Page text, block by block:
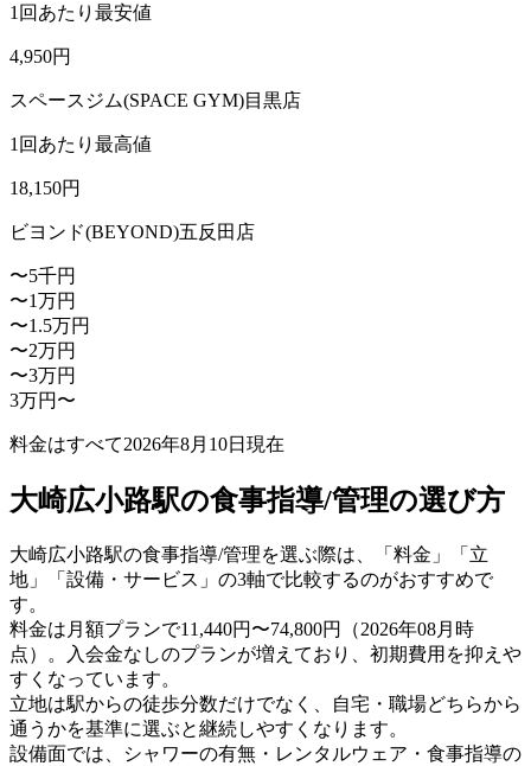
1回あたり最安値
4,950円
スペースジム(SPACE GYM)目黒店
1回あたり最高値
18,150円
ビヨンド(BEYOND)五反田店
〜5千円
〜1万円
〜1.5万円
〜2万円
〜3万円
3万円〜
料金はすべて2026年8月10日 現在
大崎広小路駅の食事指導/管理の選び方
大崎広小路駅の食事指導/管理を選ぶ際は、「料金」「立
地」「設備・サービス」の3軸で比較するのがおすすめで
す。
料金は月額プランで11,440円〜74,800円（2026年08月時
点）。入会金なしのプランが増えており、初期費用を抑えや
すくなっています。
立地は駅からの徒歩分数だけでなく、自宅・職場どちらから
通うかを基準に選ぶと継続しやすくなります。
設備面では、シャワーの有無・レンタルウェア・食事指導の